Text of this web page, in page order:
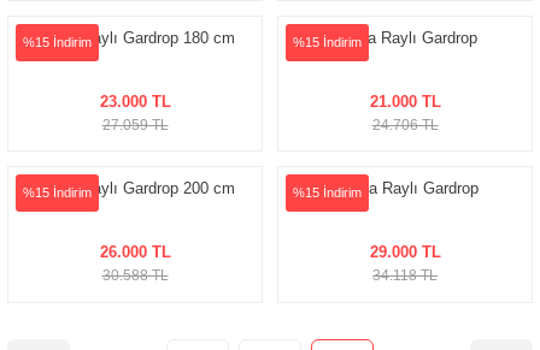
%15 İndirim
Ceren Raylı Gardrop 180 cm
23.000 TL
27.059 TL
%15 İndirimİlayda Raylı Gardrop
21.000 TL
24.706 TL
%15 İndirim
Ceren Raylı Gardrop 200 cm
26.000 TL
30.588 TL
%15 İndirimŞeyda Raylı Gardrop
29.000 TL
34.118 TL